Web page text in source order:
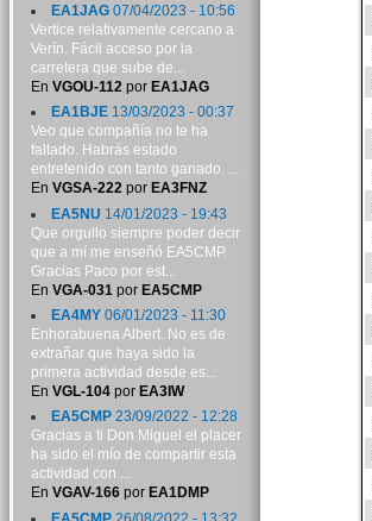
EA1JAG07/04/2023 - 10:56
Vertice relativamente cercano a
Verín. Fácil acceso por la
carretera que sube de...
En VGOU-112por EA1JAG
EA1BJE13/03/2023 - 00:37
Veo que compañía no te ha
faltado. Habrás estado
entretenido con tanto ganado. ...
En VGSA-222por EA3FNZ
EA5NU 14/01/2023 - 19:43
Que orgullo siempre poder decir
que a mí me enseñó EA5CMP.
Gracias Paco por est...
En VGA-031 por EA5CMP
EA4MY06/01/2023 - 11:30
Enhorabuena Albert. No es de
extrañar que haya sido la
primera actividad desde es...
En VGL-104por EA3IW
EA5CMP23/09/2022 - 12:28
Gracias a ti Don Miguel el placer
ha sido el mío de compartir esta
actividad con ...
En VGAV-166por EA1DMP